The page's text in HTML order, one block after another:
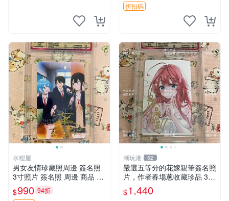
作，戲中人極光君神道完整典
折扣碼
水狸屋
男女友情珍藏照周邊 簽名照
3寸照片 簽名照 周邊 商品 友
情紀念
$990 94折
潮玩港 52
嚴選五等分的花嫁親筆簽名照
片，作者春場蔥收藏珍品 3英
寸個人肖像照 花嫁周邊 現代
漫畫周邊
$1,440